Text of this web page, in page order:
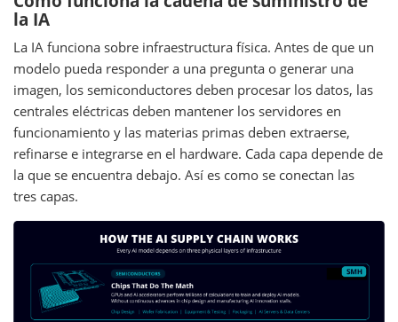
la IA
La IA funciona sobre infraestructura física. Antes de que un
modelo pueda responder a una pregunta o generar una
imagen, los semiconductores deben procesar los datos, las
centrales eléctricas deben mantener los servidores en
funcionamiento y las materias primas deben extraerse,
refinarse e integrarse en el hardware. Cada capa depende de
la que se encuentra debajo. Así es como se conectan las
tres capas.